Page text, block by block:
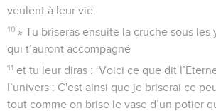
veulent à leur vie.
10 » Tu briseras ensuite la cruche sous les
qui t’auront accompagné
11 et tu leur diras : ‘Voici ce que dit
l’univers : C'est ainsi que je briserai ce
tout comme on brise le vase d’un potier